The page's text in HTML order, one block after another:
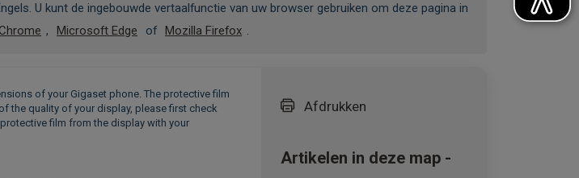
U kunt de ingebouwde vertaalfunctie van uw browser gebruiken om deze pagina in
, Microsoft Edge of Mozilla Firefox .
of your Gigaset phone. The protective film
the quality of your display, please first check
film from the display with your
Afdrukken
Artikelen in deze map -